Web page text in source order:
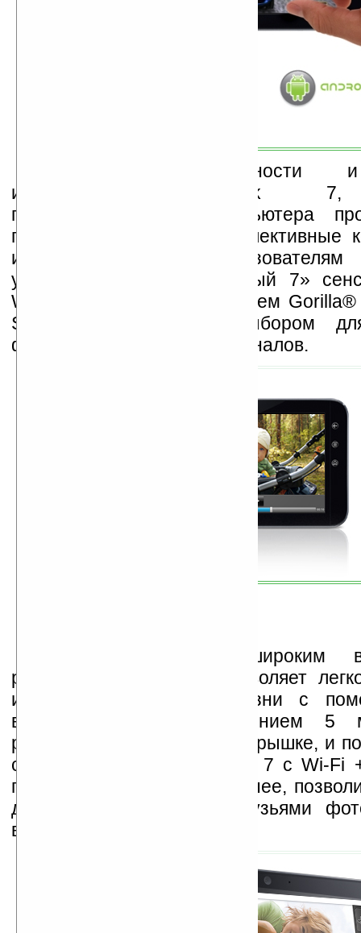
Благодаря портативности
использования Streak
производительности компьютера
потокового видео или коллективные
игры доставят
удовольствие. Превосходный 7»
WVGA планшета с покрытием
Streak 7 идеальным выбором
фильмов, чтения книг и журналов.
В дополнение к широким
развлечений Streak 7 позволяет
интересные моменты жизни с
видеокамеры с разрешением 5
расположенной на задней крышке, и
с друзьями. Модель Streak 7 с Wi-Fi
появится этой весной позднее,
делиться с семьей и друзьями
видео.